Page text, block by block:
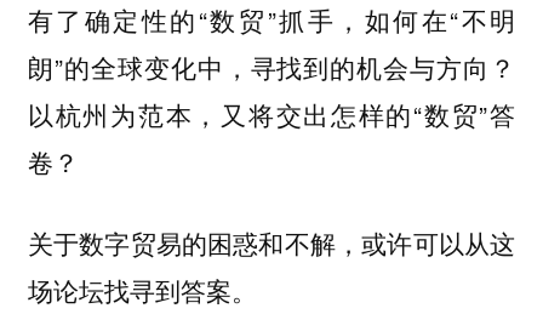
有了确定性的“数贸”抓手，如何在“不明
朗”的全球变化中，寻找到的机会与方向？
以杭州为范本，又将交出怎样的“数贸”答
卷？
关于数字贸易的困惑和不解，或许可以从这
场论坛找寻到答案。